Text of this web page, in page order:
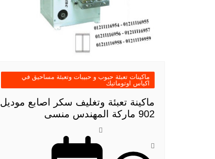
ماكينات تعبئة حبوب و حبيبات وتعبئة مساحيق في
اكياس اوتوماتيك
ماكينة تعبئة وتغليف سكر اصابع موديل
902 ماركة المهندس منسى